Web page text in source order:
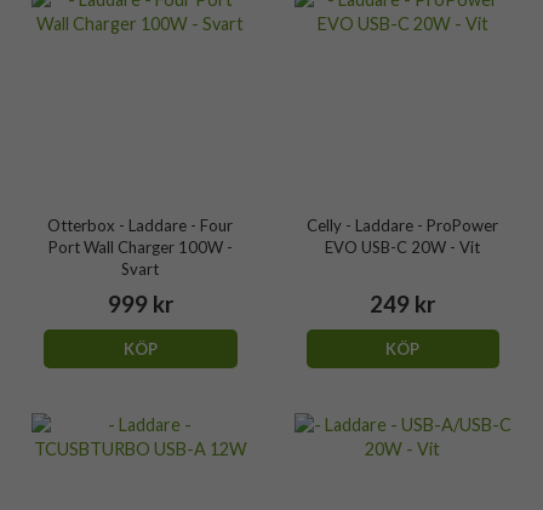
Otterbox - Laddare - Four
Port Wall Charger 100W -
Svart
999 kr
KÖP
Celly - Laddare - ProPower
EVO USB-C 20W - Vit
249 kr
KÖP